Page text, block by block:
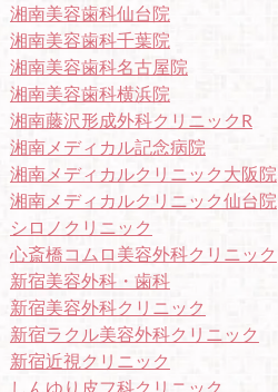
湘南美容歯科仙台院
湘南美容歯科千葉院
湘南美容歯科名古屋院
湘南美容歯科横浜院
湘南藤沢形成外科クリニックR
湘南メディカル記念病院
湘南メディカルクリニック大阪院
湘南メディカルクリニック仙台院
シロノクリニック
心斎橋コムロ美容外科クリニック
新宿美容外科・歯科
新宿美容外科クリニック
新宿ラクル美容外科クリニック
新宿近視クリニック
しんゆり皮フ科クリニック